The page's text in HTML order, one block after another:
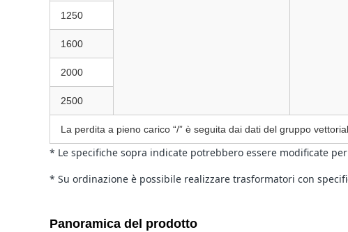
1250
1600
2000
2500
La perdita a pieno carico “/” è seguita dai dati del gruppo
* Le specifiche sopra indicate potrebbero essere modificate
* Su ordinazione è possibile realizzare trasformatori con
Panoramica del prodotto